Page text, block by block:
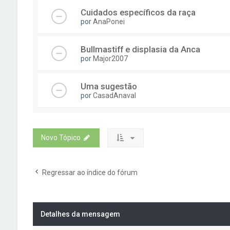
Cuidados específicos da raça
porAnaPonei
Bullmastiff e displasia da Anca
por Major2007
Uma sugestão
porCasadAnaval
Novo Tópico
Regressar ao índice do fórum
Detalhes da mensagem